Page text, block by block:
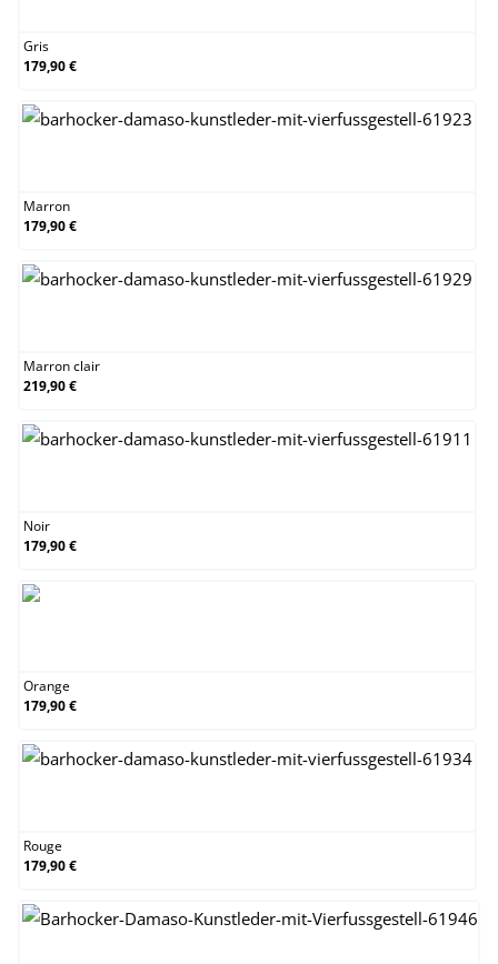
Gris
179,90 €
Marron
179,90 €
Marron clair
219,90 €
Noir
179,90 €
Orange
179,90 €
Rouge
179,90 €